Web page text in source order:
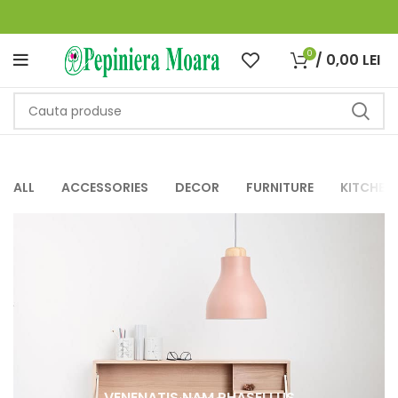
0 / 0,00 LEI
ALL ACCESSORIES DECOR FURNITURE KITCHEN